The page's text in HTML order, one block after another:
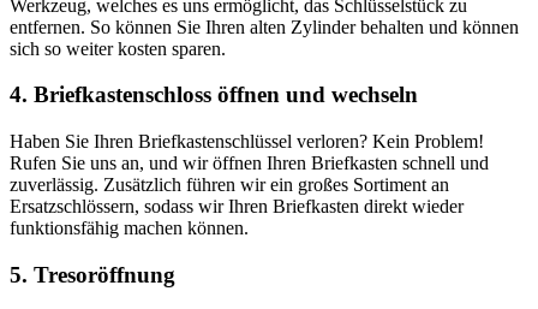
Werkzeug, welches es uns ermöglicht, das Schlüsselstück zu
entfernen. So können Sie Ihren alten Zylinder behalten und können
sich so weiter kosten sparen.
4. Briefkastenschloss öffnen und wechseln
Haben Sie Ihren Briefkastenschlüssel verloren? Kein Problem!
Rufen Sie uns an, und wir öffnen Ihren Briefkasten schnell und
zuverlässig. Zusätzlich führen wir ein großes Sortiment an
Ersatzschlössern, sodass wir Ihren Briefkasten direkt wieder
funktionsfähig machen können.
5. Tresoröffnung